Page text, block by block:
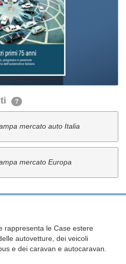
?
mercato auto Italia
mercato Europa
rappresenta le Case estere
autovetture, dei veicoli
e dei caravan e autocaravan.